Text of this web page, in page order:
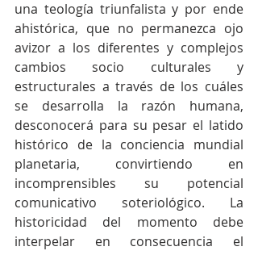
una teología triunfalista y por ende
ahistórica, que no permanezca ojo
avizor a los diferentes y complejos
cambios socio culturales y
estructurales a través de los cuáles
se desarrolla la razón humana,
desconocerá para su pesar el latido
histórico de la conciencia mundial
planetaria, convirtiendo en
incomprensibles su potencial
comunicativo soteriológico. La
historicidad del momento debe
interpelar en consecuencia el